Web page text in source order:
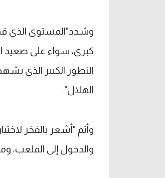
وشدد"المستوى الذي
كبرى، سواء على صعيد
التطور الكبير الذي
الهلال".
وأتم "أشعر بالفخر
والدخول إلى الملعب،